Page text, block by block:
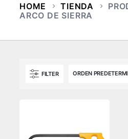
HOME TIENDA
ARCO DE SIERRA
FILTER